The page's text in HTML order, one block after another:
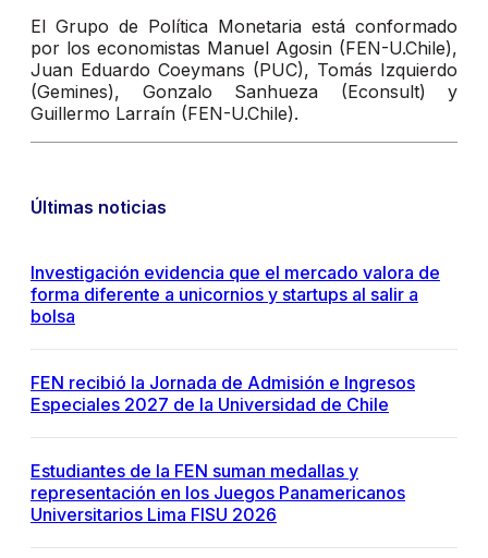
El Grupo de Política Monetaria está conformado
por los economistas Manuel Agosin (FEN-U.Chile),
Juan Eduardo Coeymans (PUC), Tomás Izquierdo
(Gemines), Gonzalo Sanhueza (Econsult) y
Guillermo Larraín (FEN-U.Chile).
Últimas noticias
Investigación evidencia que el mercado valora de
forma diferente a unicornios y startups al salir a
bolsa
FEN recibió la Jornada de Admisión e Ingresos
Especiales 2027 de la Universidad de Chile
Estudiantes de la FEN suman medallas y
representación en los Juegos Panamericanos
Universitarios Lima FISU 2026